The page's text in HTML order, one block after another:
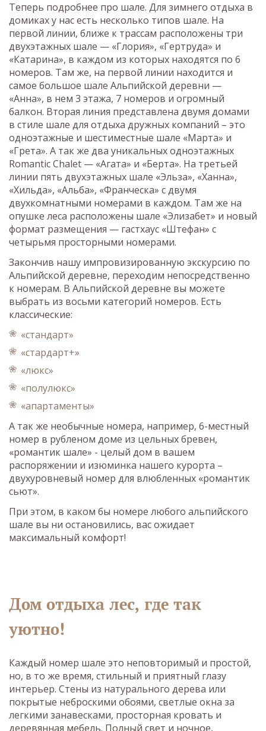
Теперь подробнее про шале. Для зимнего отдыха в
домиках у нас есть несколько типов шале. На
первой линии, ближе к трассам расположены три
двухэтажных шале — «Глория», «Гертруда» и
«Катарина», в каждом из которых находятся по 6
номеров. Там же, на первой линии находится и
самое большое шале Альпийской деревни —
«Анна», в нем 3 этажа, 7 номеров и огромный
балкон. Вторая линия представлена двумя домами
в стиле шале для отдыха дружных компаний – это
одноэтажные и шестиместные шале «Марта» и
«Грета». А так же два уникальных одноэтажных
Romantic Chalet — «Агата» и «Берта». На третьей
линии пять двухэтажных шале «Эльза», «Ханна»,
«Хильда», «Альба», «Франческа» с двумя
двухкомнатными номерами в каждом. Там же на
опушке леса расположены шале «Элизабет» и новый
формат размещения — гастхаус «Штефан» с
четырьмя просторными номерами.
Закончив нашу импровизированную экскурсию по
Альпийской деревне, переходим непосредственно
к номерам. В Альпийской деревне вы можете
выбрать из восьми категорий номеров. Есть
классические:
«стандарт»
«стардарт+»
«люкс»
«полулюкс»
«апартаменты»
А так же необычные номера, например, 6-местный
номер в рубленом доме из цельных бревен,
«романтик шале» - целый дом в вашем
распоряжении и изюминка нашего курорта –
двухуровневый номер для влюбленных «романтик
сьют».
При этом, в каком бы номере любого альпийского
шале вы ни остановились, вас ожидает
максимальный комфорт!
Дом отдыха лес, где так
уютно!
Каждый номер шале это неповторимый и простой,
но, в то же время, стильный и приятный глазу
интерьер. Стены из натурального дерева или
покрытые неброскими обоями, светлые окна за
легкими занавесками, просторная кровать и
деревянная мебель. Полный свет и ночное,